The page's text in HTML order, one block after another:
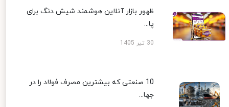
ظهور بازار آنلاین هوشمند شیش دنگ برای
پا...
30 تیر 1405
10 صنعتی که بیشترین مصرف فولاد را در
جها...